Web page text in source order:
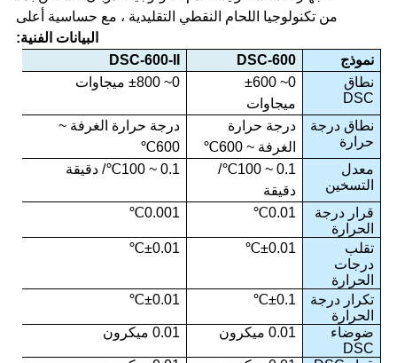
من تكنولوجيا اللحام النقطي التقليدية ، مع حساسية أعلى
البيانات الفنية:
نموذج
DSC-600
DSC-600-II
نطاق
DSC
0
~ ±
600
ميجاوات
0
~ ±800 ميجاوات
نطاق درجة
حرارة
درجة حرارة
الغرفة ~ 600
℃
درجة حرارة الغرفة ~
600
℃
معدل
التسخين
0.1 ~ 100
℃
/
دقيقة
0.1 ~ 100
℃/ دقيقة
قرار درجة
الحرارة
0.01
℃
0.001
℃
تقلب
درجات
الحرارة
±0.01
℃
±0.01
℃
تكرار درجة
الحرارة
±0.1
℃
±0.01
℃
ضوضاء
DSC
0.01 ميكرون 0.01 ميكرون